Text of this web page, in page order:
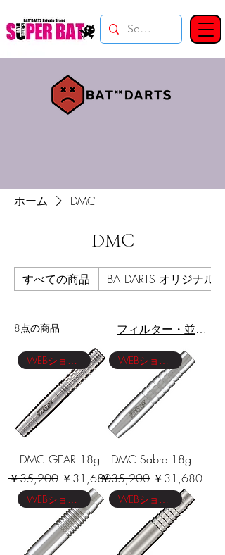
ホーム DMC
DMC
すべての商品 BATDARTS オリジナル
8点の商品 フィルター・並び替え
WEBショップ限定価格
DMC GEAR 18g
通常価格
￥35,200 セール価格
￥31,680
WEBショップ限定価格
DMC Sabre 18g
通常価格
￥35,200 セール価格
￥31,680
WEBショップ限定価格 WEBショップ限定価格